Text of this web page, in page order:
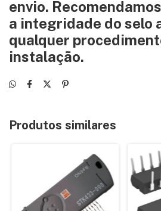
envio.
a integridade do selo
qualquer
instalação.
Produtos similares